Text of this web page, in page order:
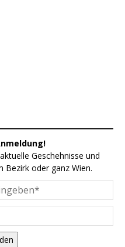
Geschehnisse und
Bezirk oder ganz Wien.